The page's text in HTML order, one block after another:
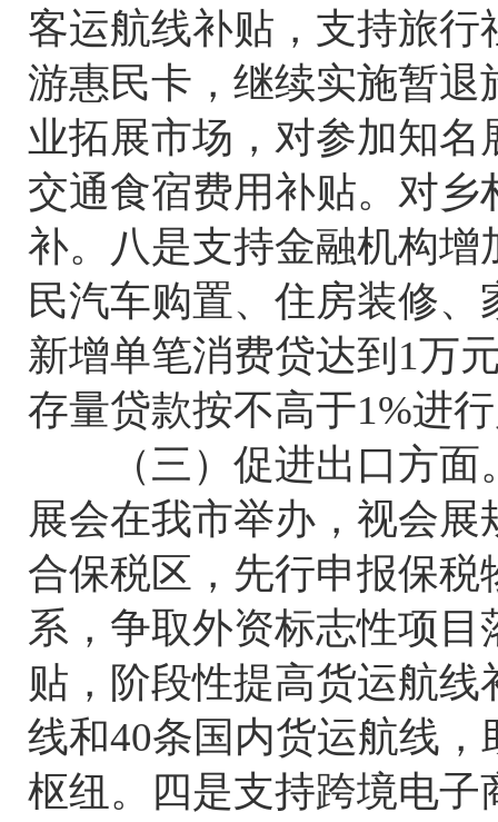
客运航线补贴，支持旅
游惠民卡，继续实施暂
业拓展市场，对参加知
交通食宿费用补贴。对
补。八是支持金融机构
民汽车购置、住房装修
新增单笔消费贷达到1万
存量贷款按不高于1%进
（三）促进出口方面
展会在我市举办，视会
合保税区，先行申报保
系，争取外资标志性项
贴，阶段性提高货运航
线和40条国内货运航线
枢纽。四是支持跨境电